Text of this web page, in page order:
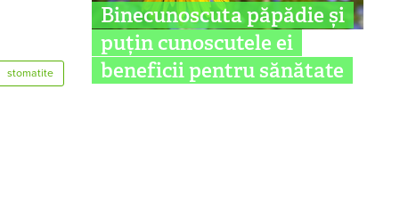
stomatite
Binecunoscuta păpădie și
puțin cunoscutele ei
beneficii pentru sănătate